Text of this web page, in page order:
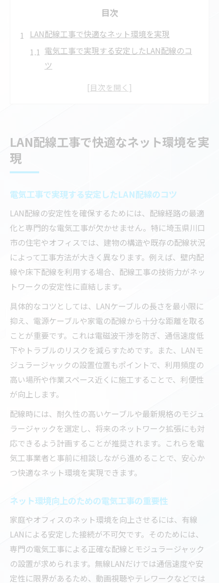
目次
LAN配線工事で快適なネット環境を実現
電気工事で実現する安定したLAN配線のコ
ツ
ネット環境向上のための電気工事の重要性
有線ネット構築における電気工事の基本
ネット構築に最適な電気工事手順とは
初心者でも分かる電気工事と有線配線の基
礎
電気工事士が語る有線ネット構築の秘訣
電気工事で差が出る有線ネットワーク安定
化
LANモジュラージャック設置の盲点と対策
電気工事で見落としがちなLANモジュラー
ジャック設置
LANモジュラージャック設置時の電気工事注
意点
失敗しないための電気工事と設置対策
安心のための電気工事とモジュラージャッ
ク対策
スムーズな配線工事を叶えるポイントとは
電気工事で配線作業を効率化する秘訣
電気工事を活かした配線工事スムーズ化の
工夫
配線トラブルを防ぐ電気工事のチェック法
電気工事業者選びが配線工事の成否を左右
後悔しないための電気工事費用の見極め術
LAN配線工事で快適なネット環境を実
現
電気工事で実現する安定したLAN配線のコツ
LAN配線の安定性を確保するためには、配線経路の最適
化と専門的な電気工事が欠かせません。特に埼玉県川口
市の住宅やオフィスでは、建物の構造や既存の配線状況
によって工事方法が大きく異なります。例えば、壁内配
線や床下配線を利用する場合、配線工事の技術力がネッ
トワークの安定性に直結します。
具体的なコツとしては、LANケーブルの長さを最小限に
抑え、電源ケーブルや家電の配線から十分な距離を取る
ことが重要です。これは電磁波干渉を防ぎ、通信速度低
下やトラブルのリスクを減らすためです。また、LANモ
ジュラージャックの設置位置もポイントで、利用頻度の
高い場所や作業スペース近くに施工することで、利便性
が向上します。
配線時には、耐久性の高いケーブルや最新規格のモジュ
ラージャックを選定し、将来のネットワーク拡張にも対
応できるよう計画することが推奨されます。これらを電
気工事業者と事前に相談しながら進めることで、安心か
つ快適なネット環境を実現できます。
ネット環境向上のための電気工事の重要性
家庭やオフィスのネット環境を向上させるには、有線
LANによる安定した接続が不可欠です。そのためには、
専門の電気工事による正確な配線とモジュラージャック
の設置が求められます。無線LANだけでは通信速度や安
定性に限界があるため、動画視聴やテレワークなどでは